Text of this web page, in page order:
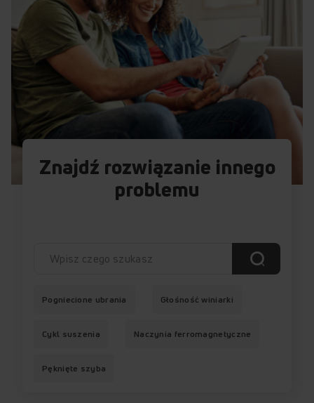
Znajdź rozwiązanie innego
problemu
Pogniecione ubrania Głośność winiarki
Cykl suszenia Naczynia ferromagnetyczne
Pęknięte szyba